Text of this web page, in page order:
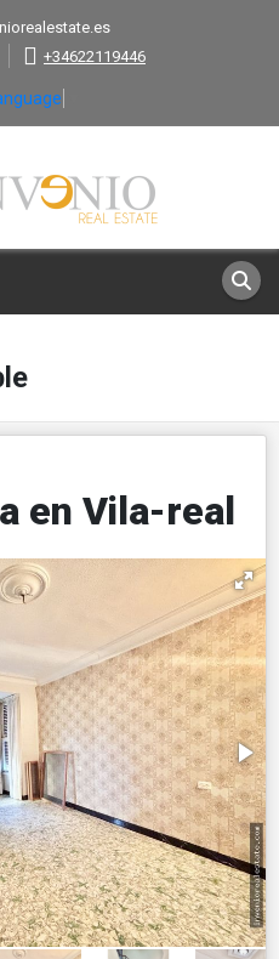
+34622119446
en Vila-real